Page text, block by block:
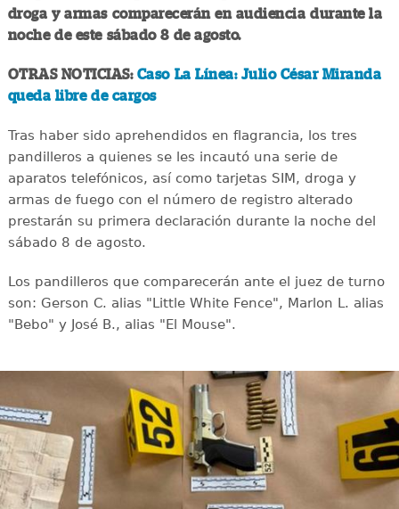
droga y armas comparecerán en audiencia durante la
noche de este sábado 8 de agosto.
OTRAS NOTICIAS: Caso La Línea: Julio César Miranda
queda libre de cargos
Tras haber sido aprehendidos en flagrancia, los tres
pandilleros a quienes se les incautó una serie de
aparatos telefónicos, así como tarjetas SIM, droga y
armas de fuego con el número de registro alterado
prestarán su primera declaración durante la noche del
sábado 8 de agosto.
Los pandilleros que comparecerán ante el juez de turno
son: Gerson C. alias "Little White Fence", Marlon L. alias
"Bebo" y José B., alias "El Mouse".